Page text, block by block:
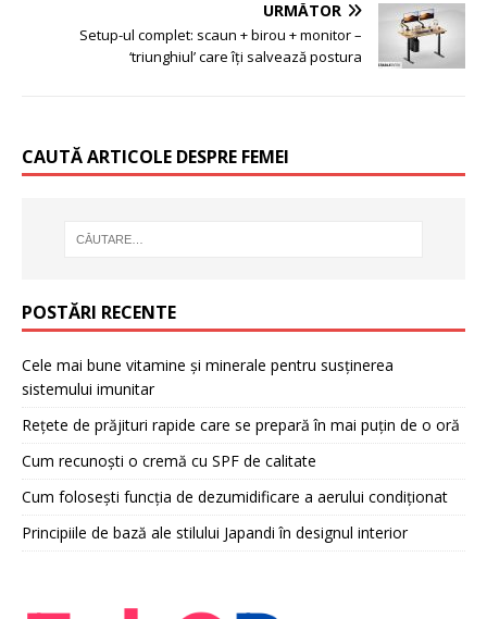
URMĂTOR
Setup-ul complet: scaun + birou + monitor –
‘triunghiul’ care îți salvează postura
CAUTĂ ARTICOLE DESPRE FEMEI
POSTĂRI RECENTE
Cele mai bune vitamine și minerale pentru susținerea
sistemului imunitar
Rețete de prăjituri rapide care se prepară în mai puțin de o oră
Cum recunoști o cremă cu SPF de calitate
Cum folosești funcția de dezumidificare a aerului condiționat
Principiile de bază ale stilului Japandi în designul interior